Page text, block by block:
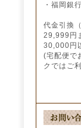
・福岡銀
代金引換
29,999円
30,000円
(宅配便で
クではご